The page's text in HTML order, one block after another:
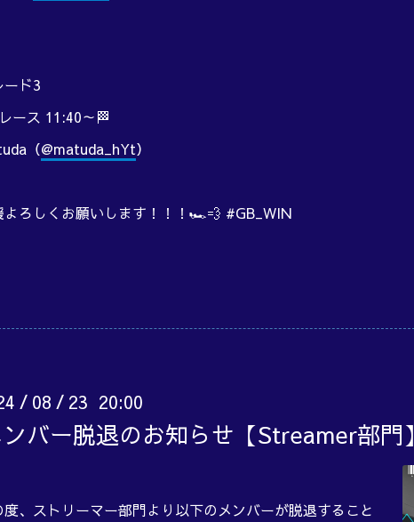
ード3
ース 11:40～🏁
（@matuda_hYt）
よろしくお願いします！！！🏎️💨 #GB_WIN
/ 08 / 23 20:00
バー脱退のお知らせ【Streamer部門】
度、ストリーマー部門より以下のメンバーが脱退すること